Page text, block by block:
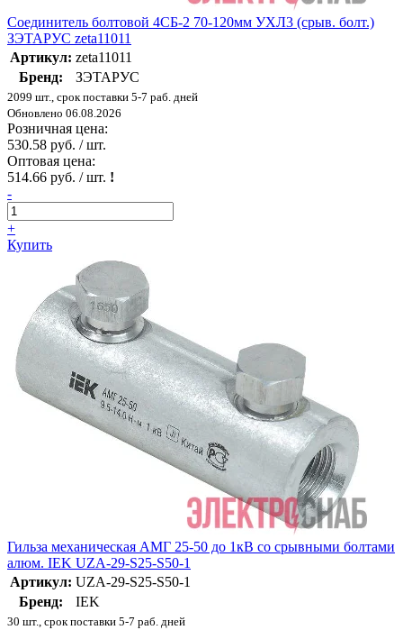
Соединитель болтовой 4СБ-2 70-120мм УХЛ3 (срыв. болт.)
ЗЭТАРУС zeta11011
Артикул: zeta11011
Бренд:
ЗЭТАРУС
2099 шт., срок поставки 5-7 раб. дней
Обновлено 06.08.2026
Розничная цена:
530.58 руб. / шт.
Оптовая цена:
514.66 руб. / шт. !
-
+
Купить
Гильза механическая АМГ 25-50 до 1кВ со срывными болтами
алюм. IEK UZA-29-S25-S50-1
Артикул: UZA-29-S25-S50-1
Бренд:
IEK
30 шт., срок поставки 5-7 раб. дней